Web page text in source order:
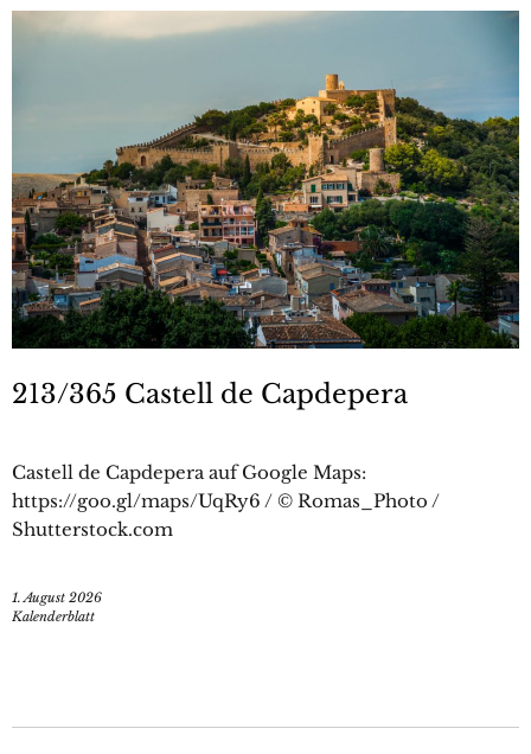
213/365 Castell de Capdepera
Castell de Capdepera auf Google Maps:
https://goo.gl/maps/UqRy6 / © Romas_Photo /
Shutterstock.com
1. August 2026
Kalenderblatt